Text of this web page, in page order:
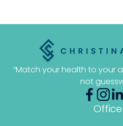
“Match your health to your
not